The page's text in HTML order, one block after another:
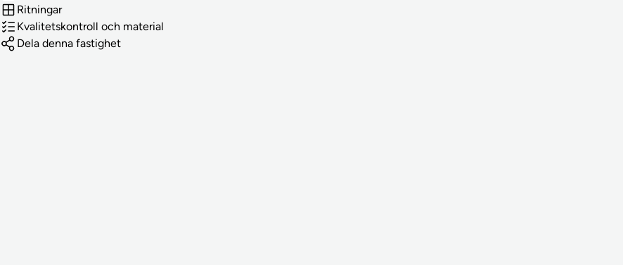
Ritningar
Kvalitetskontroll och material
Dela denna fastighet